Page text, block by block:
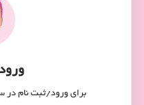
برای ورود/ثبت نام در